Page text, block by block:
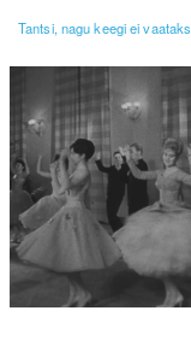
Tantsi, nagu keegi ei vaataks